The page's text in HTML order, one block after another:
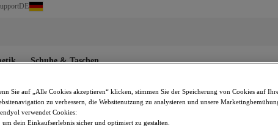
DE
Schuhe & Taschen
Sie auf „Alle Cookies akzeptieren“ klicken, stimmen Sie der Speicherung von Cookies auf
zu verbessern, die Websitenutzung zu analysieren und unsere
verwendet Cookies:
um dein Einkaufserlebnis sicher und optimiert zu gestalten.